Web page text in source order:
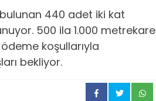
bulunan 440 adet iki kat
500 ila 1.000 metrekare
koşullarıyla
bekliyor.